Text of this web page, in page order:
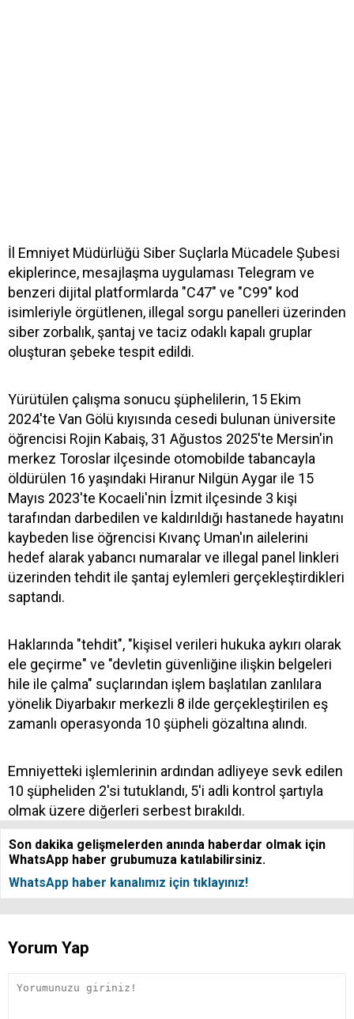
İl Emniyet Müdürlüğü Siber Suçlarla Mücadele Şubesi
ekiplerince, mesajlaşma uygulaması Telegram ve
benzeri dijital platformlarda "C47" ve "C99" kod
isimleriyle örgütlenen, illegal sorgu panelleri üzerinden
siber zorbalık, şantaj ve taciz odaklı kapalı gruplar
oluşturan şebeke tespit edildi.
Yürütülen çalışma sonucu şüphelilerin, 15 Ekim
2024'te Van Gölü kıyısında cesedi bulunan üniversite
öğrencisi Rojin Kabaiş, 31 Ağustos 2025'te Mersin'in
merkez Toroslar ilçesinde otomobilde tabancayla
öldürülen 16 yaşındaki Hiranur Nilgün Aygar ile 15
Mayıs 2023'te Kocaeli'nin İzmit ilçesinde 3 kişi
tarafından darbedilen ve kaldırıldığı hastanede hayatını
kaybeden lise öğrencisi Kıvanç Uman'ın ailelerini
hedef alarak yabancı numaralar ve illegal panel linkleri
üzerinden tehdit ile şantaj eylemleri gerçekleştirdikleri
saptandı.
Haklarında "tehdit", "kişisel verileri hukuka aykırı olarak
ele geçirme" ve "devletin güvenliğine ilişkin belgeleri
hile ile çalma" suçlarından işlem başlatılan zanlılara
yönelik Diyarbakır merkezli 8 ilde gerçekleştirilen eş
zamanlı operasyonda 10 şüpheli gözaltına alındı.
Emniyetteki işlemlerinin ardından adliyeye sevk edilen
10 şüpheliden 2'si tutuklandı, 5'i adli kontrol şartıyla
olmak üzere diğerleri serbest bırakıldı.
Son dakika gelişmelerden anında haberdar olmak için
WhatsApp haber grubumuza katılabilirsiniz.
WhatsApp haber kanalımız için tıklayınız!
Yorum Yap